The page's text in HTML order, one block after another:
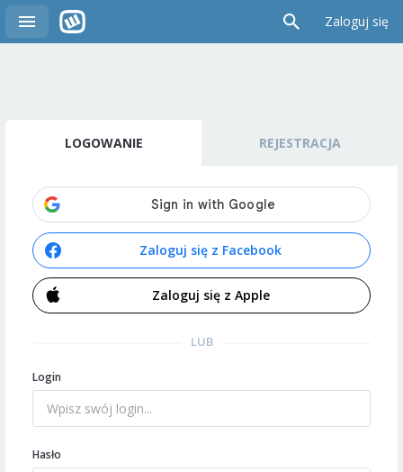
Zaloguj się
LOGOWANIE REJESTRACJA
Zaloguj się z Facebook
Zaloguj się z Apple
LUB
Login
Hasło